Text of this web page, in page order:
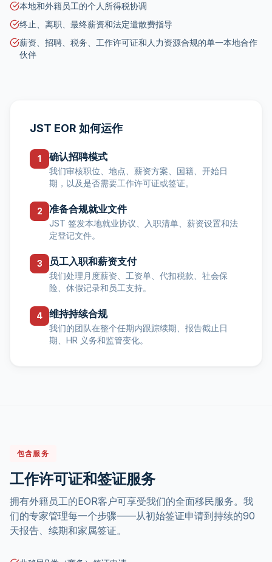
本地和外籍员工的个人所得税协调
终止、离职、最终薪资和法定遣散费指导
薪资、招聘、税务、工作许可证和人力资源合规的单一本地合作
伙伴
JST EOR 如何运作
1 确认招聘模式
我们审核职位、地点、薪资方案、国籍、开始日
期，以及是否需要工作许可证或签证。
2 准备合规就业文件
JST 签发本地就业协议、入职清单、薪资设置和法
定登记文件。
3 员工入职和薪资支付
我们处理月度薪资、工资单、代扣税款、社会保
险、休假记录和员工支持。
4 维持持续合规
我们的团队在整个任期内跟踪续期、报告截止日
期、HR 义务和监管变化。
包含服务
工作许可证和签证服务
拥有外籍员工的EOR客户可享受我们的全面移民服务。我
们的专家管理每一个步骤——从初始签证申请到持续的90
天报告、续期和家属签证。